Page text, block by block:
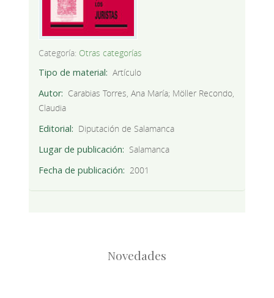
Categoría: Otras categorías
Tipo de material
Artículo
Autor
Carabias Torres, Ana María; Möller Recondo,
Claudia
Editorial
Diputación de Salamanca
Lugar de publicación
Salamanca
Fecha de publicación
2001
Novedades